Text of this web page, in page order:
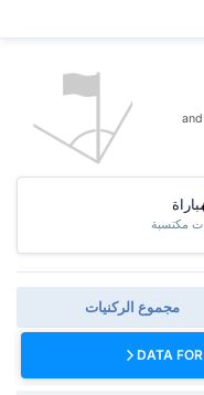
‏بين نادي سبورتينغ لشبونة and
مكتسبة
مجموع الركنيات
DATA